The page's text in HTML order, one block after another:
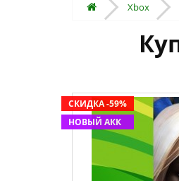
Xbox
СКИДКА -59%
НОВЫЙ АКК